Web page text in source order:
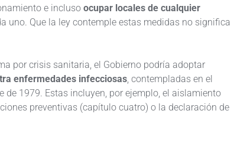
e incluso ocupar locales de cualquier
uno. Que la ley contemple estas medidas no significa
por crisis sanitaria, el Gobierno podría adoptar
enfermedades infecciosas, contempladas en el
1979. Estas incluyen, por ejemplo, el aislamiento
preventivas (capítulo cuatro) o la declaración de